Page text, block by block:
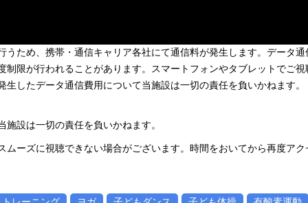
ため、携帯・通信キャリア各社にて通信料が発生します。データ通
限が行われることがあります。スマートフォンやタブレットでご視
したデータ通信費用について当施設は一切の責任を負いかねます。
設は一切の責任を負いかねます。
ーズに視聴できない場合がございます。時間をおいてから再度アク